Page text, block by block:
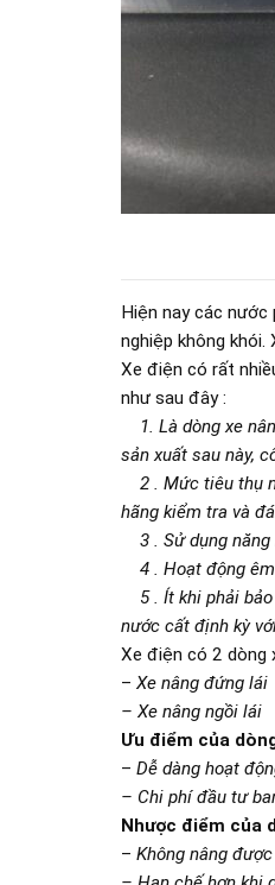
Hiện nay các
nghiệp không
Xe điện có rất
như sau đây :
1. Là dòng xe
sản xuất sau này,
2 . Mức tiêu thụ
hãng kiểm tra và
3 . Sử dụng năng
4 . Hoạt động êm
5 . Ít khi phải bảo
nước cất định kỳ
Xe điện có 2 dòng
– Xe nâng đứng lái
– Xe nâng ngồi lái
Ưu điểm của
– Dễ dàng hoạt
– Chi phí đầu tư
Nhược điểm của
– Không nâng